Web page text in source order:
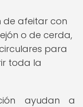
de afeitar con
o de cerda,
para
toda la
ayudan a